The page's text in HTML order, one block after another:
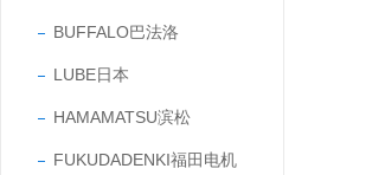
BUFFALO巴法洛
LUBE日本
HAMAMATSU滨松
FUKUDADENKI福田电机